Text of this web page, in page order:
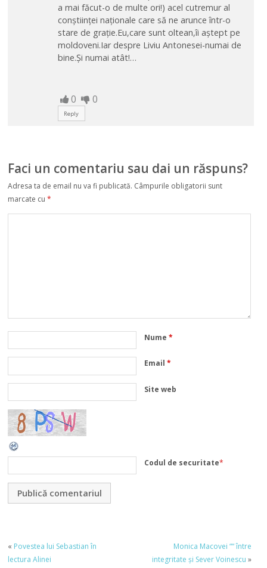
a mai făcut-o de multe ori!) acel cutremur al
conștiinței naționale care să ne arunce într-o
stare de grație.Eu,care sunt oltean,îi aștept pe
moldoveni.Iar despre Liviu Antonesei-numai de
bine.Și numai atât!…
0 0
Reply
Faci un comentariu sau dai un răspuns?
Adresa ta de email nu va fi publicată. Câmpurile obligatorii sunt
marcate cu*
Nume*
Email*
Site web
Codul de securitate*
« Povestea lui Sebastian în
lectura Alinei
Monica Macovei ““ între
integritate și Sever Voinescu »